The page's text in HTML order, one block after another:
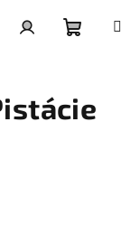
košík